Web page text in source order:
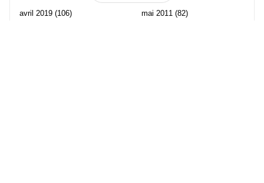
avril 2019 (106) mai 2011 (82)